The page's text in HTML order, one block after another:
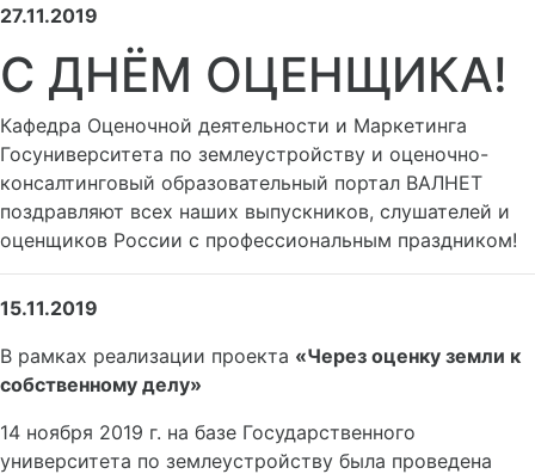
27.11.2019
С ДНЁМ ОЦЕНЩИКА!
Кафедра Оценочной деятельности и Маркетинга
Госуниверситета по землеустройству и оценочно-
консалтинговый образовательный портал ВАЛНЕТ
поздравляют всех наших выпускников, слушателей и
оценщиков России с профессиональным праздником!
15.11.2019
В рамках реализации проекта «Через оценку земли к
собственному делу»
14 ноября 2019 г. на базе Государственного
университета по землеустройству была проведена